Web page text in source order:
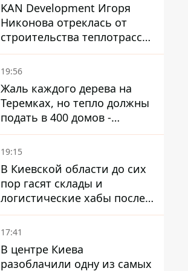
KAN Development Игоря
Никонова отреклась от
строительства теплотрассы
на Теремках
19:56
Жаль каждого дерева на
Теремках, но тепло должны
подать в 400 домов -
депутат Киевсовета
19:15
В Киевской области до сих
пор гасят склады и
логистические хабы после
прилетов ракет - ГСЧС
17:41
В центре Киева
разоблачили одну из самых